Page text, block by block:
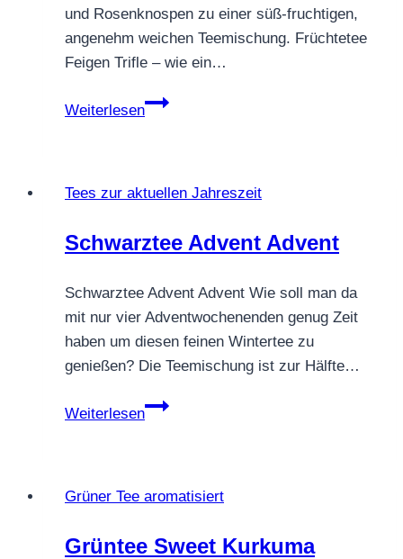
und Rosenknospen zu einer süß-fruchtigen,
angenehm weichen Teemischung. Früchtetee
Feigen Trifle – wie ein…
Weiterlesen
Früchtetee
weich,
&
warmer
Fruchtnoten
Tees zur aktuellen Jahreszeit
Schwarztee Advent Advent
Schwarztee Advent Advent Wie soll man da
mit nur vier Adventwochenenden genug Zeit
haben um diesen feinen Wintertee zu
genießen? Die Teemischung ist zur Hälfte…
Weiterlesen
Schwarztee
Grüner Tee aromatisiert
Grüntee Sweet Kurkuma